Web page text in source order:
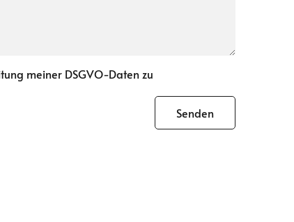
meiner DSGVO-Daten zu
Senden